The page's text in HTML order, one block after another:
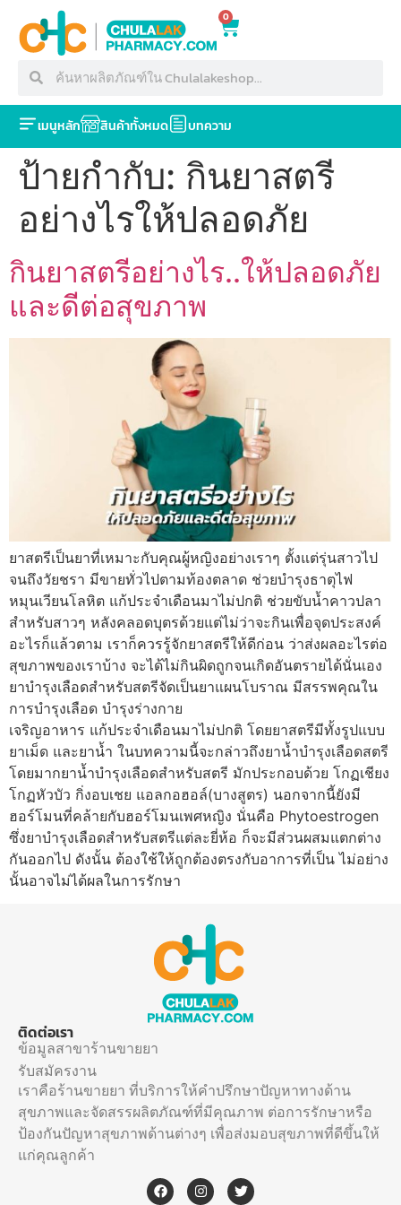
0
เมนูหลัก สินค้าทั้งหมด บทความ
ป้ายกำกับ: กินยาสตรี
อย่างไรให้ปลอดภัย
กินยาสตรีอย่างไร..ให้ปลอดภัย
และดีต่อสุขภาพ
ยาสตรีเป็นยาที่เหมาะกับคุณผู้หญิงอย่างเราๆ ตั้งแต่รุ่นสาวไป
จนถึงวัยชรา มีขายทั่วไปตามท้องตลาด ช่วยบำรุงธาตุไฟ
หมุนเวียนโลหิต แก้ประจำเดือนมาไม่ปกติ ช่วยขับน้ำคาวปลา
สำหรับสาวๆ หลังคลอดบุตรด้วยแต่ไม่ว่าจะกินเพื่อจุดประสงค์
อะไรก็แล้วตาม เราก็ควรรู้จักยาสตรีให้ดีก่อน ว่าส่งผลอะไรต่อ
สุขภาพของเราบ้าง จะได้ไม่กินผิดถูกจนเกิดอันตรายได้นั่นเอง
ยาบำรุงเลือดสำหรับสตรีจัดเป็นยาแผนโบราณ มีสรรพคุณใน
การบำรุงเลือด บำรุงร่างกาย
เจริญอาหาร แก้ประจำเดือนมาไม่ปกติ โดยยาสตรีมีทั้งรูปแบบ
ยาเม็ด และยาน้ำ ในบทความนี้จะกล่าวถึงยาน้ำบำรุงเลือดสตรี
โดยมากยาน้ำบำรุงเลือดสำหรับสตรี มักประกอบด้วย โกฏเชียง
โกฏหัวบัว กิ่งอบเชย แอลกอฮอล์(บางสูตร) นอกจากนี้ยังมี
ฮอร์โมนที่คล้ายกับฮอร์โมนเพศหญิง นั่นคือ Phytoestrogen
ซึ่งยาบำรุงเลือดสำหรับสตรีแต่ละยี่ห้อ ก็จะมีส่วนผสมแตกต่าง
กันออกไป ดังนั้น ต้องใช้ให้ถูกต้องตรงกับอาการที่เป็น ไม่อย่าง
นั้นอาจไม่ได้ผลในการรักษา
ติดต่อเรา
ข้อมูลสาขาร้านขายยา
รับสมัครงาน
เราคือร้านขายยา ที่บริการให้คำปรึกษาปัญหาทางด้าน
สุขภาพและจัดสรรผลิตภัณฑ์ที่มีคุณภาพ ต่อการรักษาหรือ
ป้องกันปัญหาสุขภาพด้านต่างๆ เพื่อส่งมอบสุขภาพที่ดีขึ้นให้
แก่คุณลูกค้า